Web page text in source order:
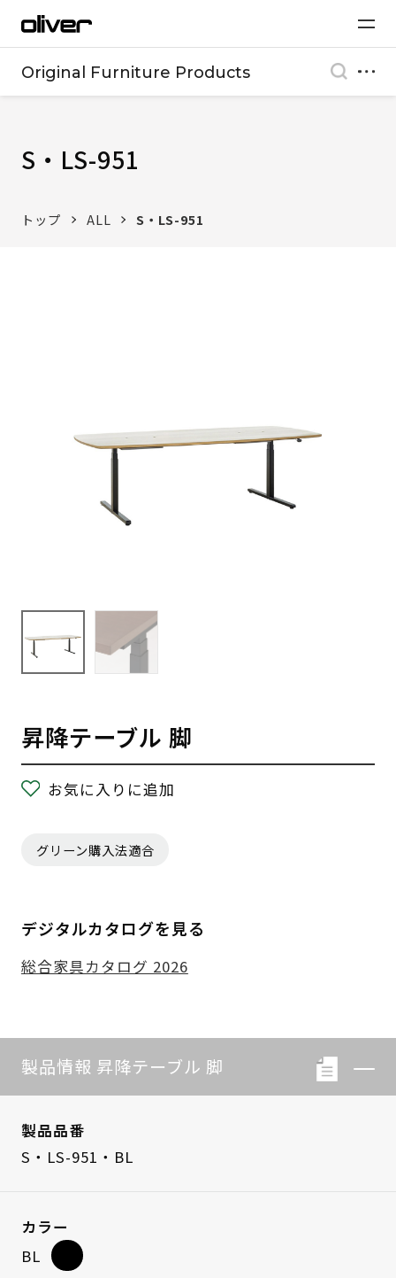
Original Furniture Products
S・LS-951
トップ ALL S・LS-951
昇降テーブル 脚
お気に入りに追加
グリーン購入法適合
デジタルカタログを見る
総合家具カタログ 2026
製品情報 昇降テーブル 脚
製品品番
S・LS-951・BL
カラー
BL